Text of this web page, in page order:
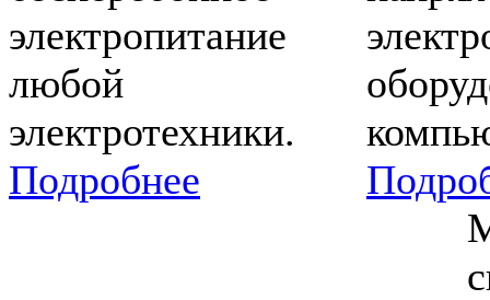
электропитание
любой
электротехники.
Подробнее